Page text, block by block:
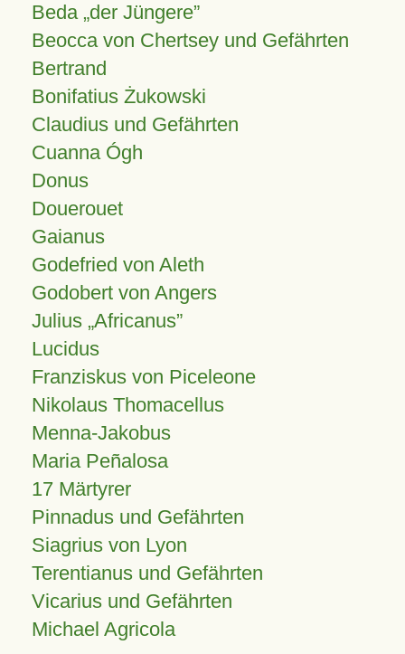
Beda „der Jüngere”
Beocca von Chertsey und Gefährten
Bertrand
Bonifatius Żukowski
Claudius und Gefährten
Cuanna Ógh
Donus
Douerouet
Gaianus
Godefried von Aleth
Godobert von Angers
Julius Africanus
Lucidus
Franziskus von Piceleone
Nikolaus Thomacellus
Menna-Jakobus
Maria Peñalosa
17 Märtyrer
Pinnadus und Gefährten
Siagrius von Lyon
Terentianus und Gefährten
Vicarius und Gefährten
Michael Agricola